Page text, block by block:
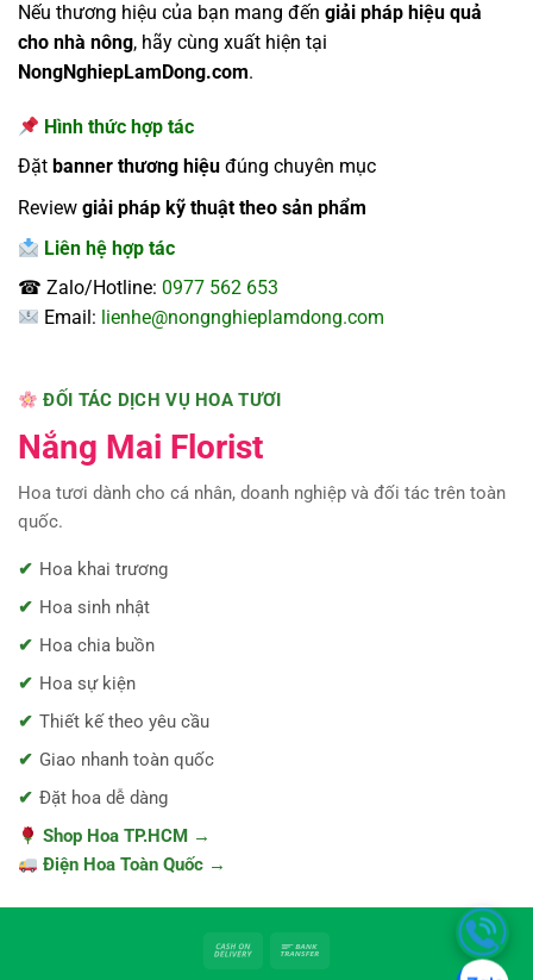
Nếu thương hiệu của bạn mang đến giải pháp hiệu quả
cho nhà nông, hãy cùng xuất hiện tại
NongNghiepLamDong.com.
Hình thức hợp tác
Đặt banner thương hiệu đúng chuyên mục
Review giải pháp kỹ thuật theo sản phẩm
Liên hệ hợp tác
☎ Zalo/Hotline: 0977 562 653
Email: lienhe@nongnghieplamdong.com
ĐỐI TÁC DỊCH VỤ HOA TƯƠI
Nắng Mai Florist
Hoa tươi dành cho cá nhân, doanh nghiệp và đối tác trên toàn
quốc.
Hoa khai trương
Hoa sinh nhật
Hoa chia buồn
Hoa sự kiện
Thiết kế theo yêu cầu
Giao nhanh toàn quốc
Đặt hoa dễ dàng
Shop Hoa TP.HCM →
Điện Hoa Toàn Quốc →
Cash